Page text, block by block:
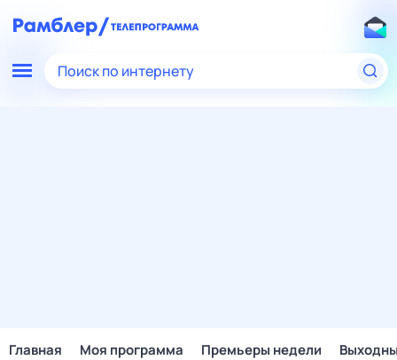
Поиск по интернету
Главная Моя программа Премьеры недели